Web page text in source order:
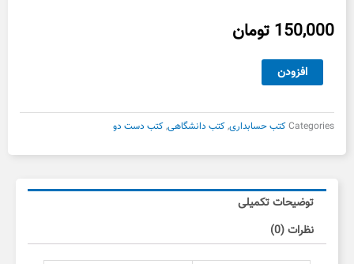
150,000 تومان
حسابداری
شرکتها
دست
عدد
افزودن
Categoriesکتب حسابداری,کتب دانشگاهی,کتب دست دو
توضیحات تکمیلی
نظرات (0)